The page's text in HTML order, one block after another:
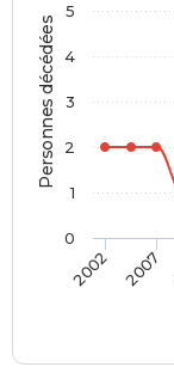
Personnes décédées
2002 2007
0
1
2
3
4
5